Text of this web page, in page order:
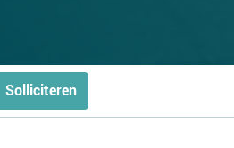
Solliciteren